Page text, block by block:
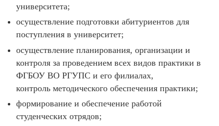
университета;
осуществление подготовки абитуриентов для
поступления в университет;
осуществление планирования, организации и
контроля за проведением всех видов практики в
ФГБОУ ВО РГУПС и его филиалах,
контроль методического обеспечения практики;
формирование и обеспечение работой
студенческих отрядов;